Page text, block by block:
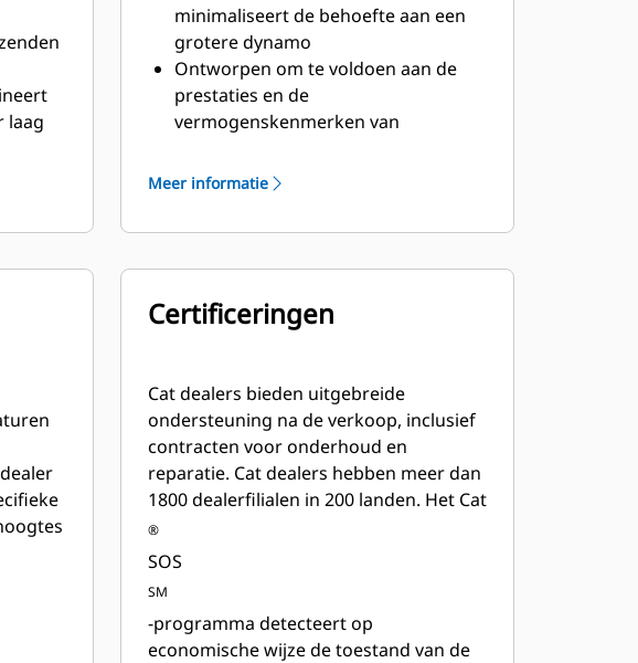
laag
minimaliseert de behoefte aan een
grotere dynamo
Ontworpen om te voldoen aan de
prestaties en de
vermogenskenmerken van
Robuuste isolatieklasse H
Meer informatie
Certificeringen
Cat dealers bieden uitgebreide
ondersteuning na de verkoop, inclusief
contracten voor onderhoud en
reparatie. Cat dealers hebben meer dan
1800 dealerfilialen in 200 landen. Het Cat
®
SOS
SM
-programma detecteert op
economische wijze de toestand van de